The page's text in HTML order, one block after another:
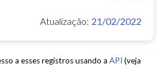
Atualização: 21/02/2022
a esses registros usando a API (veja